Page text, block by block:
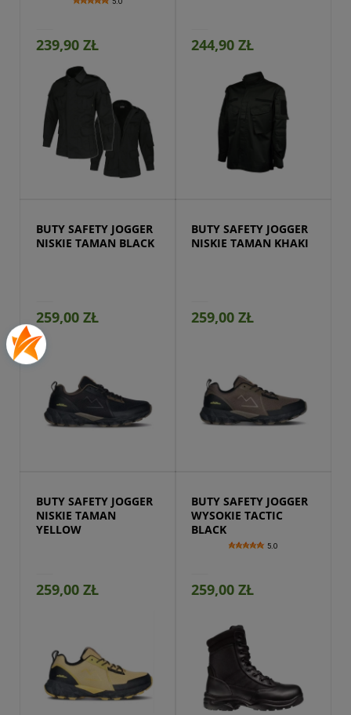
239,90 ZŁ 244,90 ZŁ
Przejdź do produktu
BUTY SAFETY JOGGER
NISKIE TAMAN BLACK
259,00 ZŁ
BUTY SAFETY JOGGER
NISKIE TAMAN KHAKI
259,00 ZŁ
BUTY SAFETY JOGGER
NISKIE TAMAN
YELLOW
259,00 ZŁ
BUTY SAFETY JOGGER
WYSOKIE TACTIC
BLACK
5.0
259,00 ZŁ